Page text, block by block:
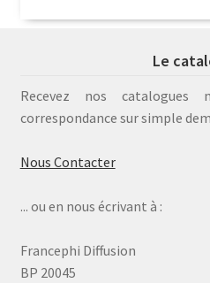
Le
Recevez nos catalogues
correspondance sur simple
Nous Contacter
... ou en nous écrivant à :
Francephi Diffusion
BP 20045